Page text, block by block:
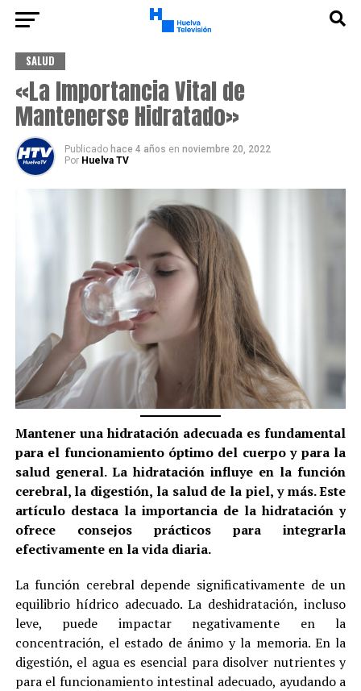
SALUD
«La Importancia Vital de
Mantenerse Hidratado»
Publicado hace 4 años en noviembre 20, 2022
Por Huelva TV
Mantener una hidratación adecuada es fundamental
para el funcionamiento óptimo del cuerpo y para la
salud general. La hidratación influye en la función
cerebral, la digestión, la salud de la piel, y más. Este
artículo destaca la importancia de la hidratación y
ofrece consejos prácticos para integrarla
efectivamente en la vida diaria.
La función cerebral depende significativamente de un
equilibrio hídrico adecuado. La deshidratación, incluso
leve, puede impactar negativamente en la
concentración, el estado de ánimo y la memoria. En la
digestión, el agua es esencial para disolver nutrientes y
para el funcionamiento intestinal adecuado, ayudando a